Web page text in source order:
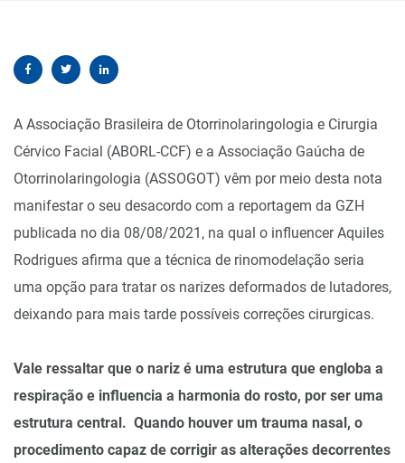
A Associação Brasileira de Otorrinolaringologia e Cirurgia
Cérvico Facial (ABORL-CCF) e a Associação Gaúcha de
Otorrinolaringologia (ASSOGOT) vêm por meio desta nota
manifestar o seu desacordo com a reportagem da GZH
publicada no dia 08/08/2021, na qual o influencer Aquiles
Rodrigues afirma que a técnica de rinomodelação seria
uma opção para tratar os narizes deformados de lutadores,
deixando para mais tarde possíveis correções cirurgicas.
Vale ressaltar que o nariz é uma estrutura que engloba a
respiração e influencia a harmonia do rosto, por ser uma
estrutura central. Quando houver um trauma nasal, o
procedimento capaz de corrigir as alterações decorrentes